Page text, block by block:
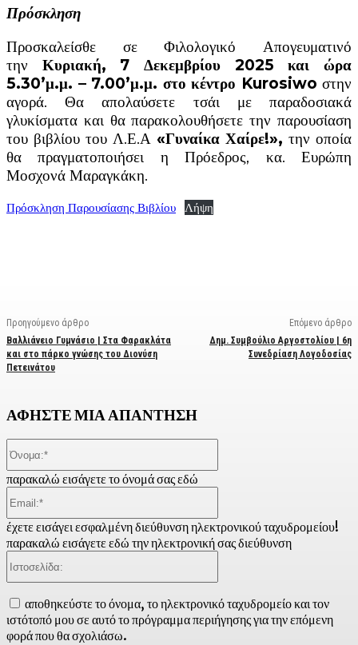
Πρόσκληση
Προσκαλείσθε σε Φιλολογικό Απογευματινό
την Κυριακή, 7 Δεκεμβρίου 2025 και ώρα
5.30’μ.μ. – 7.00’μ.μ. στο κέντρο Kurosiwo στην
αγορά. Θα απολαύσετε τσάι με παραδοσιακά
γλυκίσματα και θα παρακολουθήσετε την παρουσίαση
του βιβλίου του Λ.Ε.Α «Γυναίκα Χαίρε!», την οποία
θα πραγματοποιήσει η Πρόεδρος, κα. Ευρώπη
Μοσχονά Μαραγκάκη.
Πρόσκληση Παρουσίασης Βιβλίου Λήψη
Προηγούμενο άρθρο
Βαλλιάνειο Γυμνάσιο | Στα Φαρακλάτα
και στο πάρκο γνώσης του Διονύση
Πετεινάτου
Επόμενο άρθρο
Δημ. Συμβούλιο Αργοστολίου | 6η
Συνεδρίαση Λογοδοσίας
ΑΦΗΣΤΕ ΜΙΑ ΑΠΑΝΤΗΣΗ
παρακαλώ εισάγετε το όνομά σας εδώ
έχετε εισάγει εσφαλμένη διεύθυνση ηλεκτρονικού ταχυδρομείου!
παρακαλώ εισάγετε εδώ την ηλεκτρονική σας διεύθυνση
αποθηκεύστε το όνομα, το ηλεκτρονικό ταχυδρομείο και τον
ιστότοπό μου σε αυτό το πρόγραμμα περιήγησης για την επόμενη
φορά που θα σχολιάσω.